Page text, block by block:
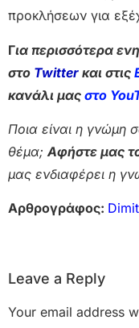
προκλήσεων για
Για περισσότερα
στο Twitter και στις
κανάλι μας στο
Ποια είναι η γνώμη
θέμα;Αφήστε μας
μας ενδιαφέρει η
Αρθρογράφος:
Leave a Reply
Your email address